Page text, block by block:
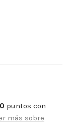
puntos con
más sobre